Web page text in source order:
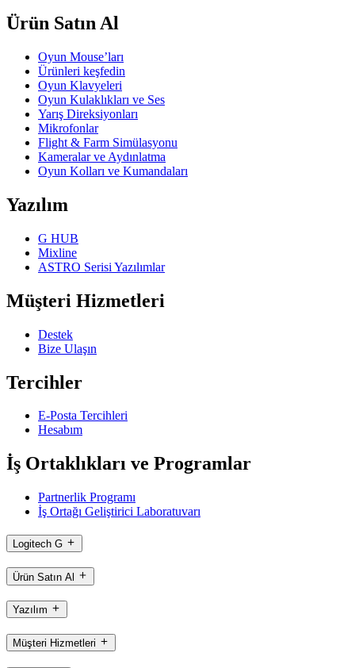
Ürün Satın Al
Oyun Mouse’ları
Ürünleri keşfedin
Oyun Klavyeleri
Oyun Kulaklıkları ve Ses
Yarış Direksiyonları
Mikrofonlar
Flight & Farm Simülasyonu
Kameralar ve Aydınlatma
Oyun Kolları ve Kumandaları
Yazılım
G HUB
Mixline
ASTRO Serisi Yazılımlar
Müşteri Hizmetleri
Destek
Bize Ulaşın
Tercihler
E-Posta Tercihleri
Hesabım
İş Ortaklıkları ve Programlar
Partnerlik Programı
İş Ortağı Geliştirici Laboratuvarı
Logitech G
Ürün Satın Al
Yazılım
Müşteri Hizmetleri